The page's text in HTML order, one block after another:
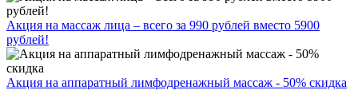
Акция на массаж лица – всего за 990 рублей вместо 5900
рублей!
Акция на аппаратный лимфодренажный массаж - 50% скидка